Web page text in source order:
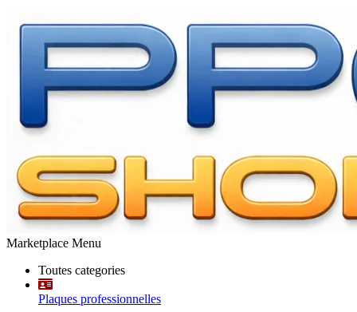
Marketplace Menu
Toutes categories
Plaques professionnelles